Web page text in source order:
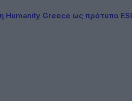
Greece ως πρότυπο